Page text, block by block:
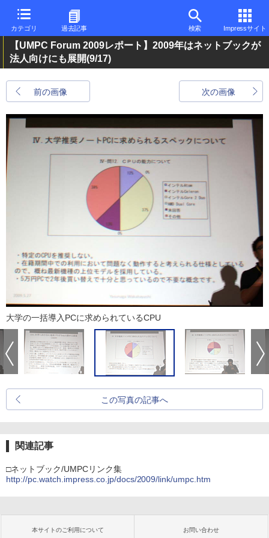
カテゴリ 過去記事 検索 Impressサイト
【UMPC Forum 2009レポート】2009年はネットブックが
法人向けにも展開(9/17)
前の画像 次の画像
大学の一括導入PCに求められているCPU
この写真の記事へ
関連記事
□ネットブック/UMPCリンク集
http://pc.watch.impress.co.jp/docs/2009/link/umpc.htm
本サイトのご利用について お問い合わせ